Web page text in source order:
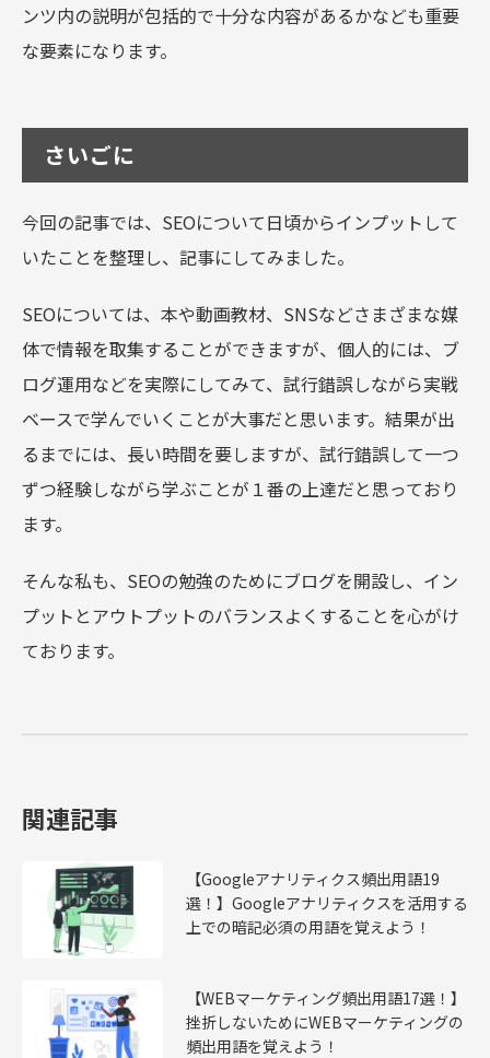
ンツ内の説明が包括的で十分な内容があるかなども重要
な要素になります。
さいごに
今回の記事では、SEOについて日頃からインプットして
いたことを整理し、記事にしてみました。
SEOについては、本や動画教材、SNSなどさまざまな媒
体で情報を取集することができますが、個人的には、ブ
ログ運用などを実際にしてみて、試行錯誤しながら実戦
ベースで学んでいくことが大事だと思います。結果が出
るまでには、長い時間を要しますが、試行錯誤して一つ
ずつ経験しながら学ぶことが１番の上達だと思っており
ます。
そんな私も、SEOの勉強のためにブログを開設し、イン
プットとアウトプットのバランスよくすることを心がけ
ております。
関連記事
【Googleアナリティクス頻出用語19
選！】Googleアナリティクスを活用する
上での暗記必須の用語を覚えよう！
【WEBマーケティング頻出用語17選！】
挫折しないためにWEBマーケティングの
頻出用語を覚えよう！